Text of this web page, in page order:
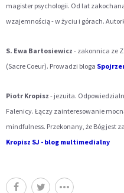
magister psychologii. Od lat
wzajemnością - w życiu i górach.
S. Ewa Bartosiewicz - zakonnica ze
(Sacre Coeur). Prowadzi bloga
Piotr Kropisz - jezuita.
Falenicy. Łączy zainteresowanie
mindfulness. Przekonany, że Bóg jest
Kropisz SJ - blog multimedialny